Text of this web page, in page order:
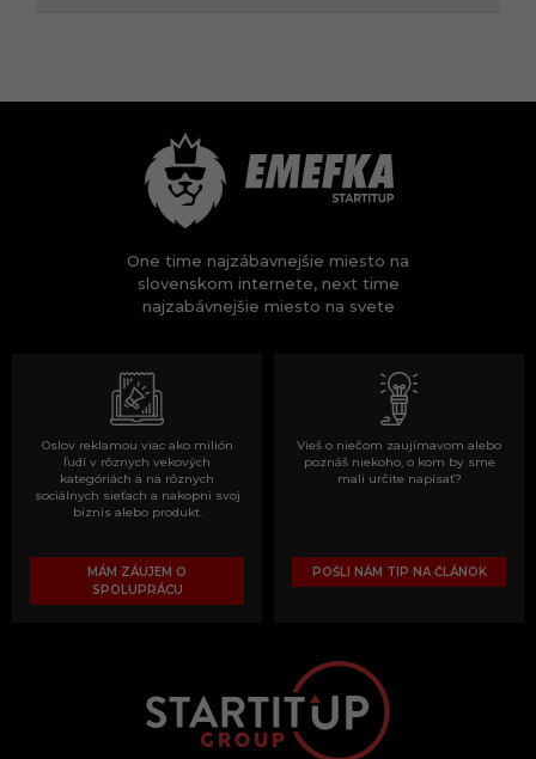
One time najzábavnejšie miesto na
slovenskom internete, next time
najzabávnejšie miesto na svete
Oslov reklamou viac ako milión
ľudí v rôznych vekových
kategóriách a na rôznych
sociálnych sieťach a nakopni svoj
biznis alebo produkt.
MÁM ZÁUJEM O
SPOLUPRÁCU
Vieš o niečom zaujímavom alebo
poznáš niekoho, o kom by sme
mali určite napísať?
POŠLI NÁM TIP NA ČLÁNOK